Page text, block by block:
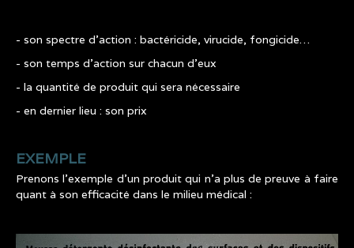
- son spectre d’action : bactéricide, virucide, fongicide…
- son temps d’action sur chacun d’eux
- la quantité de produit qui sera nécessaire
- en dernier lieu : son prix
EXEMPLE
Prenons l’exemple d’un produit qui n’a plus de preuve à faire
quant à son efficacité dans le milieu médical :